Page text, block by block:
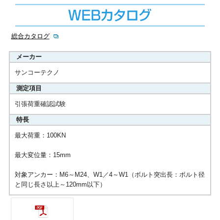
総合カタログ
メーカー
サンコーテクノ
測定項目
引張荷重確認試験
特長
最大荷重：100KN
最大変位量：15mm
対象アンカー：M6～M24、W1／4～W1（ボルト突出長：ボルト径
と同じ長さ以上～120mm以下）